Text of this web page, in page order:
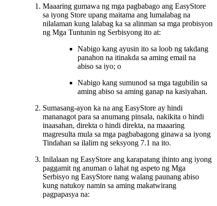
Maaaring gumawa ng mga pagbabago ang EasyStore
sa iyong Store upang maitama ang lumalabag na
nilalaman kung lalabag ka sa alinman sa mga probisyon
ng Mga Tuntunin ng Serbisyong ito at:
Nabigo kang ayusin ito sa loob ng takdang
panahon na itinakda sa aming email na
abiso sa iyo; o
Nabigo kang sumunod sa mga tagubilin sa
aming abiso sa aming ganap na kasiyahan.
Sumasang-ayon ka na ang EasyStore ay hindi
mananagot para sa anumang pinsala, nakikita o hindi
inaasahan, direkta o hindi direkta, na maaaring
magresulta mula sa mga pagbabagong ginawa sa iyong
Tindahan sa ilalim ng seksyong 7.1 na ito.
Inilalaan ng EasyStore ang karapatang ihinto ang iyong
paggamit ng anuman o lahat ng aspeto ng Mga
Serbisyo ng EasyStore nang walang paunang abiso
kung natukoy namin sa aming makatwirang
pagpapasya na: